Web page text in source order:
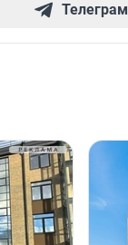
Телеграм